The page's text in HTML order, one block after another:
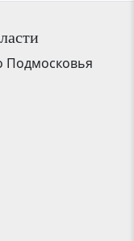
Подмосковья